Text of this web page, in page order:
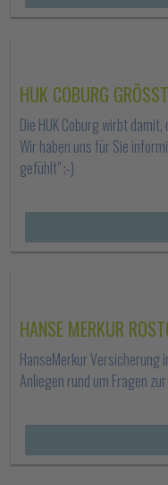
HUK COBURG
Die HUK Coburg wirbt
Wir haben uns für Sie
gefühlt" ;-)
HANSE MERKUR
HanseMerkur Versicherung
Anliegen rund um Fragen